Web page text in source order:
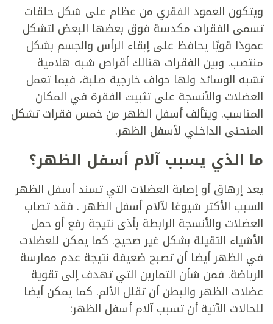
ويتكون العمود الفقري من عظام على شكل حلقات
تسمى الفقرات مكدسة فوق بعضها البعض لتشكل
عمودًا قويًا يحافظ على إبقاء الرأس والجسم بشكل
منتصب. وبين الفقرات هنالك أقراص شبه هلامية
تشبه الوسائد ولها حواف خارجية صلبة، فيما تعمل
العضلات والأنسجة على تثبيت الفقرة في المكان
المناسب. ويتألف أسفل الظهر من خمس فقرات تشكل
المنحنى الداخلي لأسفل الظهر.
ما الذي يسبب آلام أسفل الظهر؟
يعد إرهاق أو إصابة العضلات التي تسند أسفل الظهر
السبب الأكثر شيوعًا لآلام أسفل الظهر . فقد تصاب
العضلات والأنسجة الرابطة بأذى نتيجة رفع أو حمل
الأشياء الثقيلة بشكل غير صحيح. كما يمكن للعضلات
في الظهر أيضا أن تصبح ضعيفة نتيجة عدم ممارسة
الرياضة. فمن شأن التمارين التي تهدف إلى تقوية
عضلات الظهر والبطن أن تقلل الألم. كما يمكن أيضا
للحالات الآتية أن تسبب آلام أسفل الظهر: